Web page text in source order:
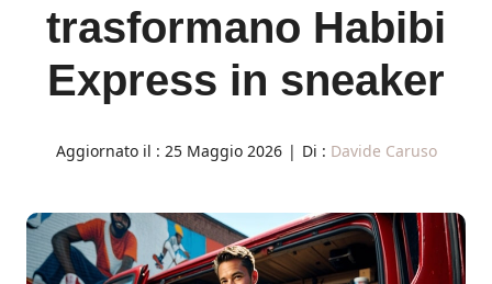
trasformano Habibi
Express in sneaker
Aggiornato il : 25 Maggio 2026 | Di : Davide Caruso